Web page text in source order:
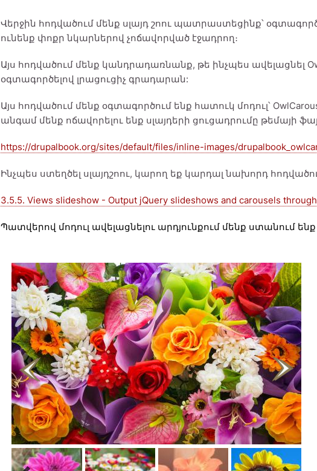
Վերջին հոդվածում մենք սլայդ շոու պատրաստեցինք՝
ունենք փոքր նկարներով չոճավորված էջադրող։
Այս հոդվածում մենք կանդրադառնանք, թե ինչպես ավելացնել
օգտագործելով լրացուցիչ գրադարան:
Այս հոդվածում մենք օգտագործում ենք հատուկ մոդուլ՝
անգամ մենք ոճավորելու ենք սլայդերի ցուցադրումը թեմայի
https://drupalbook.org/sites/default/files/inline-images/
Ինչպես ստեղծել սլայդշոու, կարող եք կարդալ նախորդ
3.5.5. Views slideshow - Output jQuery slideshows and carousels
Պատվերով մոդուլ ավելացնելու արդյունքում մենք ստանում ենք